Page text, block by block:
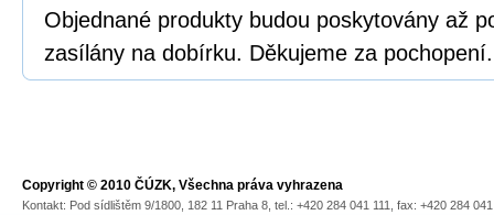
Objednané produkty budou poskytovány až
zasílány na dobírku. Děkujeme za pochopení.
Copyright © 2010 ČÚZK, Všechna práva vyhrazena
Kontakt: Pod sídlištěm 9/1800, 182 11 Praha 8, tel.: +420 284 041 111, fax: +420 284